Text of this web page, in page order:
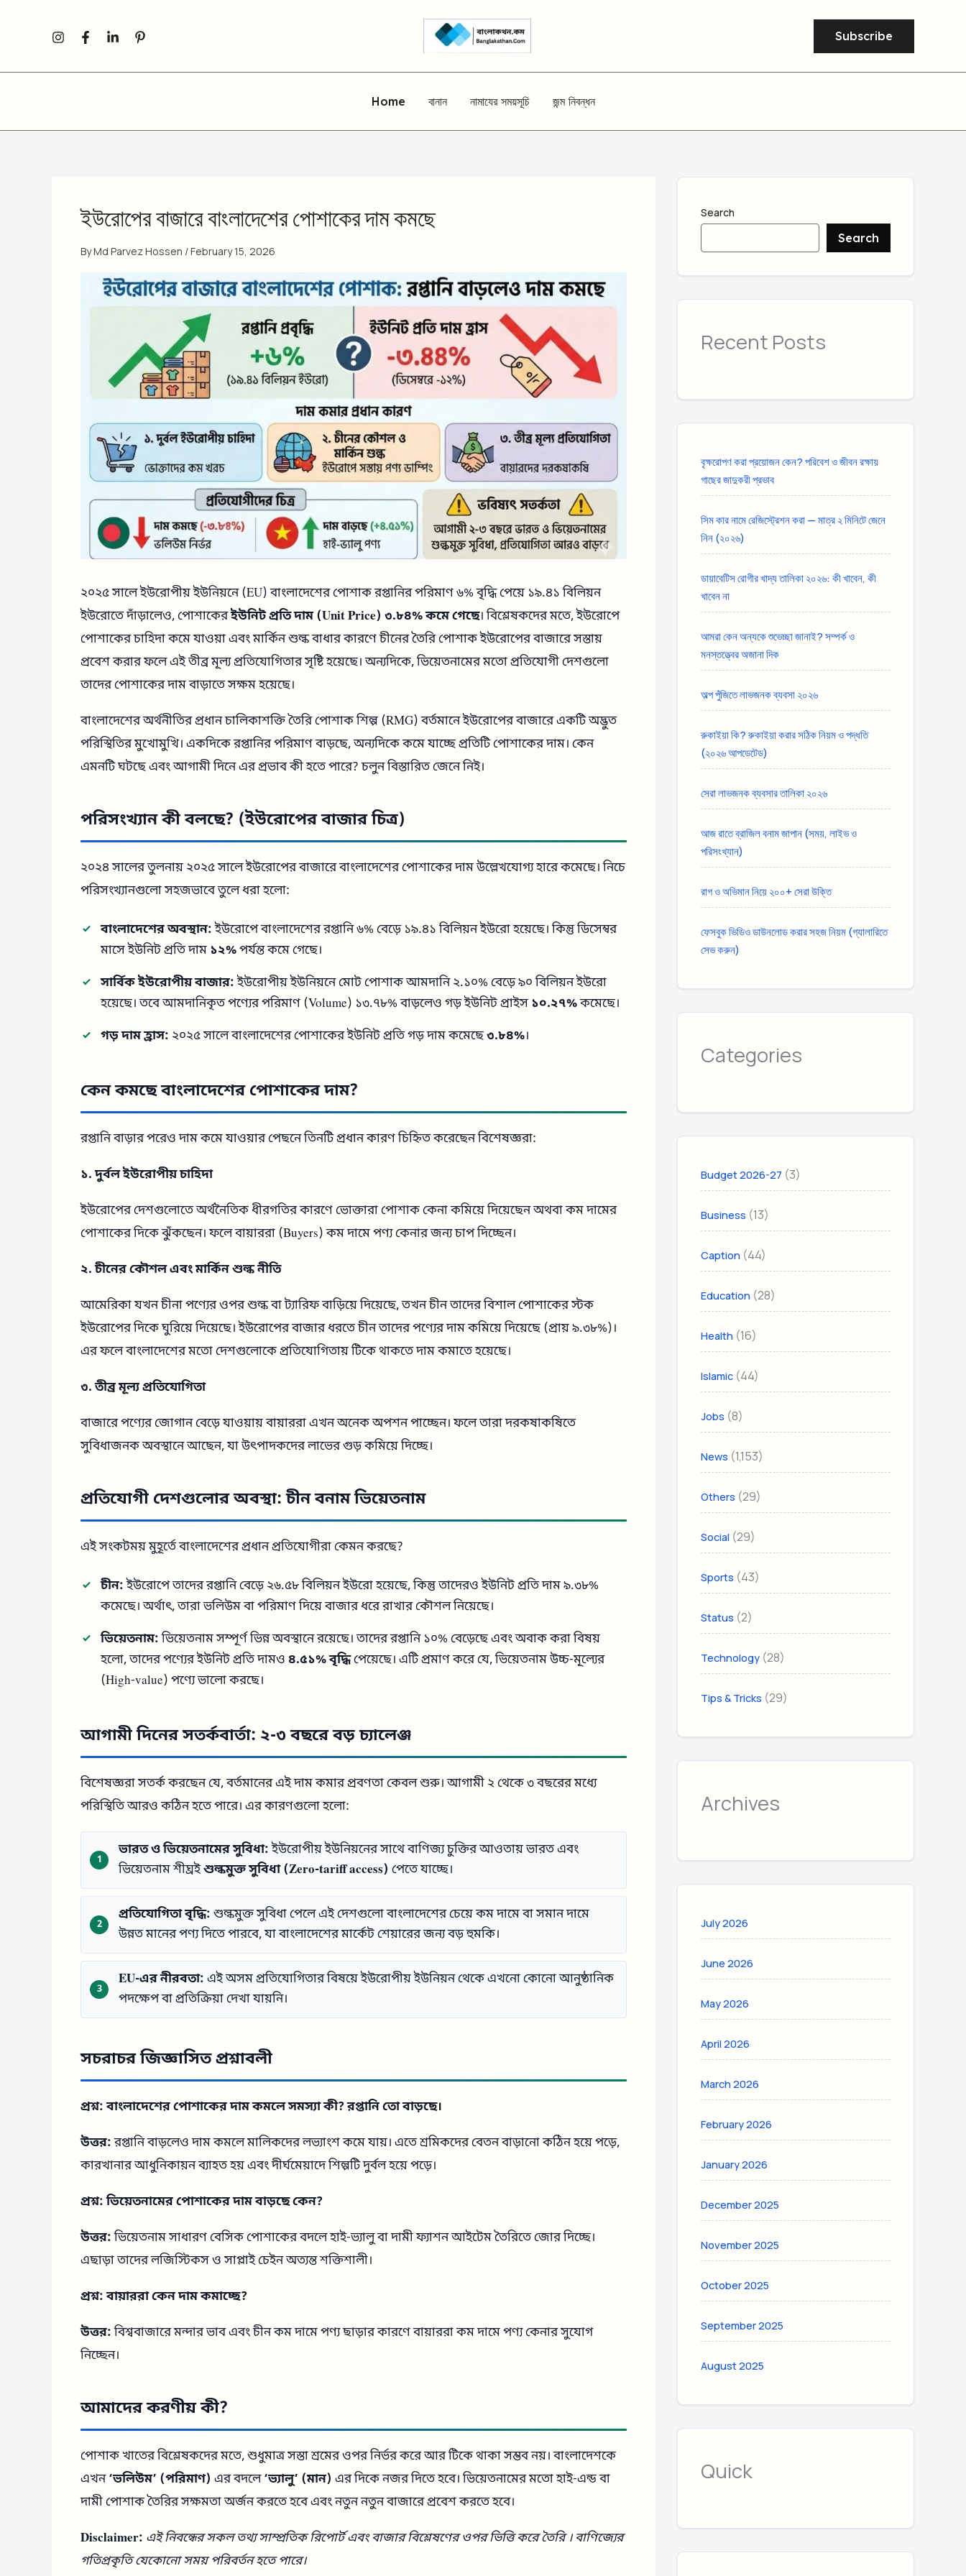
Subscribe
Home বানান নামাযের সময়সূচি জন্ম নিবন্ধন
ইউরোপের বাজারে বাংলাদেশের পোশাকের দাম কমছে
ByMd Parvez Hossen /February 15, 2026
২০২৫ সালে ইউরোপীয় ইউনিয়নে (EU) বাংলাদেশের পোশাক রপ্তানির পরিমাণ ৬% বৃদ্ধি পেয়ে ১৯.৪১ বিলিয়ন
ইউরোতে দাঁড়ালেও, পোশাকেরইউনিট প্রতি দাম (Unit Price) ৩.৮৪% কমে গেছে। বিশ্লেষকদের মতে, ইউরোপে
পোশাকের চাহিদা কমে যাওয়া এবং মার্কিন শুল্ক বাধার কারণে চীনের তৈরি পোশাক ইউরোপের বাজারে সস্তায়
প্রবেশ করার ফলে এই তীব্র মূল্য প্রতিযোগিতার সৃষ্টি হয়েছে। অন্যদিকে, ভিয়েতনামের মতো প্রতিযোগী দেশগুলো
তাদের পোশাকের দাম বাড়াতে সক্ষম হয়েছে।
বাংলাদেশের অর্থনীতির প্রধান চালিকাশক্তি তৈরি পোশাক শিল্প (RMG) বর্তমানে ইউরোপের বাজারে একটি অদ্ভুত
পরিস্থিতির মুখোমুখি। একদিকে রপ্তানির পরিমাণ বাড়ছে, অন্যদিকে কমে যাচ্ছে প্রতিটি পোশাকের দাম। কেন
এমনটি ঘটছে এবং আগামী দিনে এর প্রভাব কী হতে পারে? চলুন বিস্তারিত জেনে নিই।
পরিসংখ্যান কী বলছে? (ইউরোপের বাজার চিত্র)
২০২৪ সালের তুলনায় ২০২৫ সালে ইউরোপের বাজারে বাংলাদেশের পোশাকের দাম উল্লেখযোগ্য হারে কমেছে। নিচে
পরিসংখ্যানগুলো সহজভাবে তুলে ধরা হলো:
বাংলাদেশের অবস্থান:ইউরোপে বাংলাদেশের রপ্তানি ৬% বেড়ে ১৯.৪১ বিলিয়ন ইউরো হয়েছে। কিন্তু ডিসেম্বর
মাসে ইউনিট প্রতি দাম ১২%পর্যন্ত কমে গেছে।
সার্বিক ইউরোপীয় বাজার:ইউরোপীয় ইউনিয়নে মোট পোশাক আমদানি ২.১০% বেড়ে ৯০ বিলিয়ন ইউরো
হয়েছে। তবে আমদানিকৃত পণ্যের পরিমাণ (Volume) ১৩.৭৮% বাড়লেও গড় ইউনিট প্রাইস ১০.২৭%কমেছে।
গড় দাম হ্রাস: ২০২৫ সালে বাংলাদেশের পোশাকের ইউনিট প্রতি গড় দাম কমেছে৩.৮৪%।
কেন কমছে বাংলাদেশের পোশাকের দাম?
রপ্তানি বাড়ার পরেও দাম কমে যাওয়ার পেছনে তিনটি প্রধান কারণ চিহ্নিত করেছেন বিশেষজ্ঞরা:
১. দুর্বল ইউরোপীয় চাহিদা
ইউরোপের দেশগুলোতে অর্থনৈতিক ধীরগতির কারণে ভোক্তারা পোশাক কেনা কমিয়ে দিয়েছেন অথবা কম দামের
পোশাকের দিকে ঝুঁকছেন। ফলে বায়াররা (Buyers) কম দামে পণ্য কেনার জন্য চাপ দিচ্ছেন।
২. চীনের কৌশল এবং মার্কিন শুল্ক নীতি
আমেরিকা যখন চীনা পণ্যের ওপর শুল্ক বা ট্যারিফ বাড়িয়ে দিয়েছে, তখন চীন তাদের বিশাল পোশাকের স্টক
ইউরোপের দিকে ঘুরিয়ে দিয়েছে। ইউরোপের বাজার ধরতে চীন তাদের পণ্যের দাম কমিয়ে দিয়েছে (প্রায় ৯.৩৮%)।
এর ফলে বাংলাদেশের মতো দেশগুলোকে প্রতিযোগিতায় টিকে থাকতে দাম কমাতে হয়েছে।
৩. তীব্র মূল্য প্রতিযোগিতা
বাজারে পণ্যের জোগান বেড়ে যাওয়ায় বায়াররা এখন অনেক অপশন পাচ্ছেন। ফলে তারা দরকষাকষিতে
সুবিধাজনক অবস্থানে আছেন, যা উৎপাদকদের লাভের গুড় কমিয়ে দিচ্ছে।
প্রতিযোগী দেশগুলোর অবস্থা: চীন বনাম ভিয়েতনাম
এই সংকটময় মুহূর্তে বাংলাদেশের প্রধান প্রতিযোগীরা কেমন করছে?
চীন:ইউরোপে তাদের রপ্তানি বেড়ে ২৬.৫৮ বিলিয়ন ইউরো হয়েছে, কিন্তু তাদেরও ইউনিট প্রতি দাম ৯.৩৮%
কমেছে। অর্থাৎ, তারা ভলিউম বা পরিমাণ দিয়ে বাজার ধরে রাখার কৌশল নিয়েছে।
ভিয়েতনাম:ভিয়েতনাম সম্পূর্ণ ভিন্ন অবস্থানে রয়েছে। তাদের রপ্তানি ১০% বেড়েছে এবং অবাক করা বিষয়
হলো, তাদের পণ্যের ইউনিট প্রতি দামও ৪.৫১% বৃদ্ধিপেয়েছে। এটি প্রমাণ করে যে, ভিয়েতনাম উচ্চ-মূল্যের
(High-value) পণ্যে ভালো করছে।
আগামী দিনের সতর্কবার্তা: ২-৩ বছরে বড় চ্যালেঞ্জ
বিশেষজ্ঞরা সতর্ক করছেন যে, বর্তমানের এই দাম কমার প্রবণতা কেবল শুরু। আগামী ২ থেকে ৩ বছরের মধ্যে
পরিস্থিতি আরও কঠিন হতে পারে। এর কারণগুলো হলো:
ভারত ও ভিয়েতনামের সুবিধা:ইউরোপীয় ইউনিয়নের সাথে বাণিজ্য চুক্তির আওতায় ভারত এবং
ভিয়েতনাম শীঘ্রইশুল্কমুক্ত সুবিধা (Zero-tariff access) পেতে যাচ্ছে।
প্রতিযোগিতা বৃদ্ধি: শুল্কমুক্ত সুবিধা পেলে এই দেশগুলো বাংলাদেশের চেয়ে কম দামে বা সমান দামে
উন্নত মানের পণ্য দিতে পারবে, যা বাংলাদেশের মার্কেট শেয়ারের জন্য বড় হুমকি।
EU-এর নীরবতা: এই অসম প্রতিযোগিতার বিষয়ে ইউরোপীয় ইউনিয়ন থেকে এখনো কোনো আনুষ্ঠানিক
পদক্ষেপ বা প্রতিক্রিয়া দেখা যায়নি।
সচরাচর জিজ্ঞাসিত প্রশ্নাবলী
প্রশ্ন: বাংলাদেশের পোশাকের দাম কমলে সমস্যা কী? রপ্তানি তো বাড়ছে।
উত্তর:রপ্তানি বাড়লেও দাম কমলে মালিকদের লভ্যাংশ কমে যায়। এতে শ্রমিকদের বেতন বাড়ানো কঠিন হয়ে পড়ে,
কারখানার আধুনিকায়ন ব্যাহত হয় এবং দীর্ঘমেয়াদে শিল্পটি দুর্বল হয়ে পড়ে।
প্রশ্ন: ভিয়েতনামের পোশাকের দাম বাড়ছে কেন?
উত্তর:ভিয়েতনাম সাধারণ বেসিক পোশাকের বদলে হাই-ভ্যালু বা দামী ফ্যাশন আইটেম তৈরিতে জোর দিচ্ছে।
এছাড়া তাদের লজিস্টিকস ও সাপ্লাই চেইন অত্যন্ত শক্তিশালী।
প্রশ্ন: বায়াররা কেন দাম কমাচ্ছে?
উত্তর:বিশ্ববাজারে মন্দার ভাব এবং চীন কম দামে পণ্য ছাড়ার কারণে বায়াররা কম দামে পণ্য কেনার সুযোগ
নিচ্ছেন।
আমাদের করণীয় কী?
পোশাক খাতের বিশ্লেষকদের মতে, শুধুমাত্র সস্তা শ্রমের ওপর নির্ভর করে আর টিকে থাকা সম্ভব নয়। বাংলাদেশকে
এখন‘ভলিউম’ (পরিমাণ) এর বদলে‘ভ্যালু’ (মান) এর দিকে নজর দিতে হবে। ভিয়েতনামের মতো হাই-এন্ড বা
দামী পোশাক তৈরির সক্ষমতা অর্জন করতে হবে এবং নতুন নতুন বাজারে প্রবেশ করতে হবে।
Disclaimer: এই নিবন্ধের সকল তথ্য সাম্প্রতিক রিপোর্ট এবং বাজার বিশ্লেষণের ওপর ভিত্তি করে তৈরি । বাণিজ্যের
গতিপ্রকৃতি যেকোনো সময় পরিবর্তন হতে পারে।
Search
Search
Recent Posts
বৃক্ষরোপণ করা প্রয়োজন কেন? পরিবেশ ও জীবন রক্ষায়
গাছের জাদুকরী প্রভাব
সিম কার নামে রেজিস্ট্রেশন করা — মাত্র ২ মিনিটে জেনে
নিন (২০২৬)
ডায়াবেটিস রোগীর খাদ্য তালিকা ২০২৬: কী খাবেন, কী
খাবেন না
আমরা কেন অন্যকে শুভেচ্ছা জানাই? সম্পর্ক ও
মনস্তত্ত্বের অজানা দিক
অল্প পুঁজিতে লাভজনক ব্যবসা ২০২৬
রুকাইয়া কি? রুকাইয়া করার সঠিক নিয়ম ও পদ্ধতি
(২০২৬ আপডেটেড)
সেরা লাভজনক ব্যবসার তালিকা ২০২৬
আজ রাতে ব্রাজিল বনাম জাপান (সময়, লাইভ ও
পরিসংখ্যান)
রাগ ও অভিমান নিয়ে ২০০+ সেরা উক্তি
ফেসবুক ভিডিও ডাউনলোড করার সহজ নিয়ম (গ্যালারিতে
সেভ করুন)
Categories
Budget 2026-27 (3)
Business (13)
Caption (44)
Education (28)
Health (16)
Islamic (44)
Jobs (8)
News (1,153)
Others (29)
Social (29)
Sports (43)
Status (2)
Technology (28)
Tips & Tricks (29)
Archives
July 2026
June 2026
May 2026
April 2026
March 2026
February 2026
January 2026
December 2025
November 2025
October 2025
September 2025
August 2025
Quick